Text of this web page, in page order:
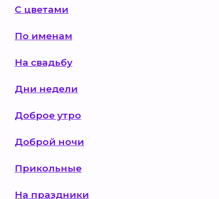
С цветами
По именам
На свадьбу
Дни недели
Доброе утро
Доброй ночи
Прикольные
На праздники